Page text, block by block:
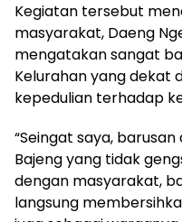
Kegiatan tersebut
masyarakat, Daeng
mengatakan sangat
Kelurahan yang dekat
kepedulian terhadap
“Seingat saya,
Bajeng yang tidak
dengan masyarakat,
langsung